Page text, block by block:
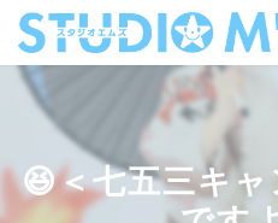
😆＜七五三キ